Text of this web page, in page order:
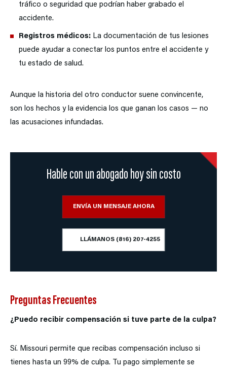
tráfico o seguridad que podrían haber grabado el
accidente.
Registros médicos: La documentación de tus lesiones
puede ayudar a conectar los puntos entre el accidente y
tu estado de salud.
Aunque la historia del otro conductor suene convincente,
son los hechos y la evidencia los que ganan los casos — no
las acusaciones infundadas.
Hable con un abogado hoy sin costo
ENVÍA UN MENSAJE AHORA
LLÁMANOS (816) 207-4255
Preguntas Frecuentes
¿Puedo recibir compensación si tuve parte de la culpa?
Sí. Missouri permite que recibas compensación incluso si
tienes hasta un 99% de culpa. Tu pago simplemente se